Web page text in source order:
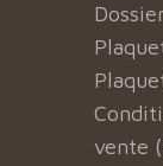
vente